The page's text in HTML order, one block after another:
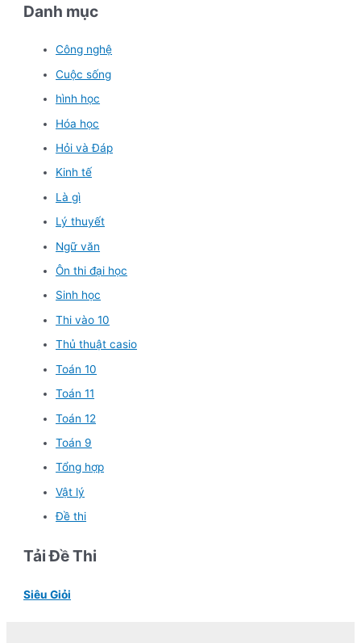
Danh mục
Công nghệ
Cuộc sống
hình học
Hóa học
Hỏi và Đáp
Kinh tế
Là gì
Lý thuyết
Ngữ văn
Ôn thi đại học
Sinh học
Thi vào 10
Thủ thuật casio
Toán 10
Toán 11
Toán 12
Toán 9
Tổng hợp
Vật lý
Đề thi
Tải Đề Thi
Siêu Giỏi